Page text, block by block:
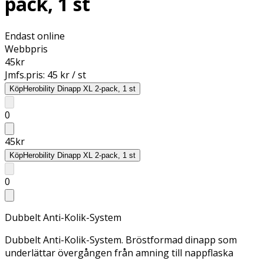
Endast online
Webbpris
45kr
Jmfs.pris: 45 kr / st
KöpHerobility Dinapp XL 2-pack, 1 st
0
45kr
KöpHerobility Dinapp XL 2-pack, 1 st
0
Dubbelt Anti-Kolik-System
Dubbelt Anti-Kolik-System. Bröstformad dinapp som
underlättar övergången från amning till nappflaska